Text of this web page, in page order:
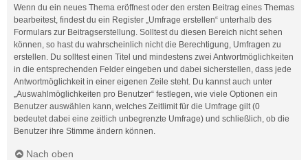
Wenn du ein neues Thema eröffnest oder den ersten Beitrag eines Themas
bearbeitest, findest du ein Register „Umfrage erstellen“ unterhalb des
Formulars zur Beitragserstellung. Solltest du diesen Bereich nicht sehen
können, so hast du wahrscheinlich nicht die Berechtigung, Umfragen zu
erstellen. Du solltest einen Titel und mindestens zwei Antwortmöglichkeiten
in die entsprechenden Felder eingeben und dabei sicherstellen, dass jede
Antwortmöglichkeit in einer eigenen Zeile steht. Du kannst auch unter
„Auswahlmöglichkeiten pro Benutzer“ festlegen, wie viele Optionen ein
Benutzer auswählen kann, welches Zeitlimit für die Umfrage gilt (0
bedeutet dabei eine zeitlich unbegrenzte Umfrage) und schließlich, ob die
Benutzer ihre Stimme ändern können.
Nach oben